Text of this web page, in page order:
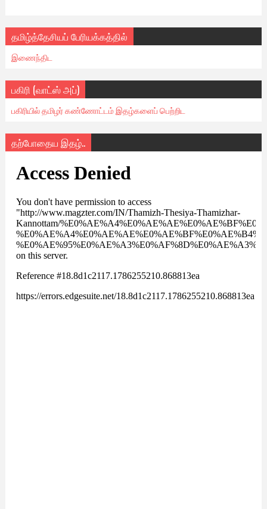
தமிழ்த்தேசியப் பேரியக்கத்தில்
இணைந்திட
பகிரி (வாட்ஸ் அப்)
பகிரியில் தமிழர் கண்ணோட்டம் இதழ்களைப் பெற்றிட
தற்போதைய இதழ்..